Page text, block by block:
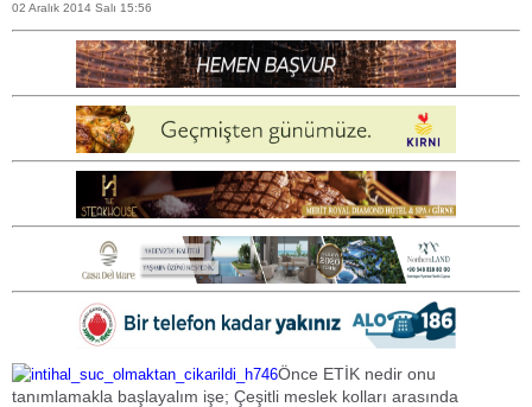
02 Aralık 2014 Salı 15:56
Önce ETİK nedir onu
tanımlamakla başlayalım işe; Çeşitli meslek kolları arasında